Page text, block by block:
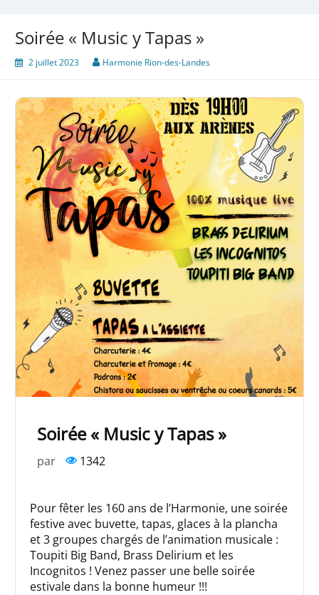
Soirée « Music y Tapas »
2 juillet 2023 Harmonie Rion-des-Landes
Soirée « Music y Tapas »
par 1342
Pour fêter les 160 ans de l’Harmonie, une soirée
festive avec buvette, tapas, glaces à la plancha
et 3 groupes chargés de l’animation musicale :
Toupiti Big Band, Brass Delirium et les
Incognitos ! Venez passer une belle soirée
estivale dans la bonne humeur !!!